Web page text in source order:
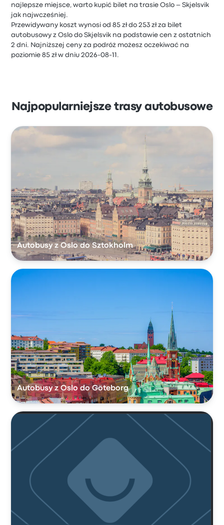
najlepsze miejsce, warto kupić bilet na trasie Oslo – Skjelsvik
jak najwcześniej.
Przewidywany koszt wynosi od 85 zł do 253 zł za bilet
autobusowy z Oslo do Skjelsvik na podstawie cen z ostatnich
2 dni. Najniższej ceny za podróż możesz oczekiwać na
poziomie 85 zł w dniu 2026-08-11.
Najpopularniejsze trasy autobusowe
Autobusy z Oslo do Sztokholm
Autobusy z Oslo do Göteborg